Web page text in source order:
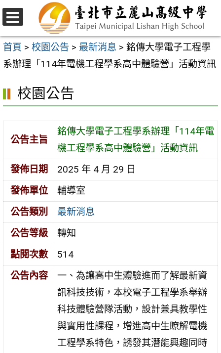
跳
至
主
要
容
區
選
單
首頁 > 校園公告 > 最新消息 > 銘傳大學電子工程學
系辦理「114年電機工程學系高中體驗營」活動資訊
校園公告
公告主旨
銘傳大學電子工程學系辦理「114年電
機工程學系高中體驗營」活動資訊
發佈日期
2025 年 4 月 29 日
發佈單位
輔導室
公告類別
最新消息
公告等級
轉知
點閱次數
514
公告內容
一、為讓高中生體驗進而了解最新資
訊科技技術，本校電子工程學系舉辦
科技體驗營隊活動，設計兼具教學性
與實用性課程，增進高中生瞭解電機
工程學系特色，誘發其潛能興趣同時